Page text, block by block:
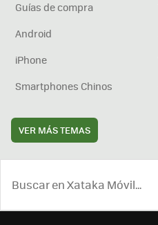
Guías de compra
Android
iPhone
Smartphones Chinos
VER MÁS TEMAS